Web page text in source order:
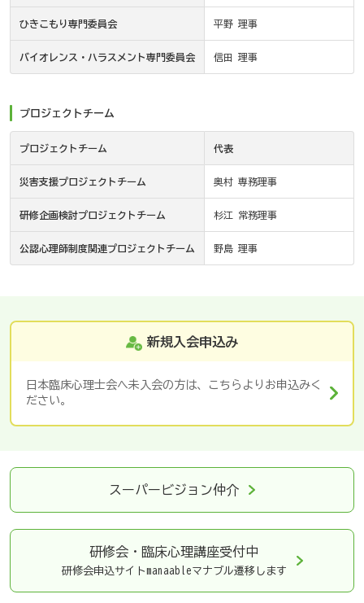
ひきこもり専門委員会 平野 理事
バイオレンス・ハラスメント専門委員会 信田 理事
プロジェクトチーム
プロジェクトチーム 代表
災害支援プロジェクトチーム 奥村 専務理事
研修企画検討プロジェクトチーム 杉江 常務理事
公認心理師制度関連プロジェクトチーム 野島 理事
新規入会申込み
日本臨床心理士会へ未入会の方は、こちらよりお申込みく
ださい。
スーパービジョン仲介
研修会・臨床心理講座受付中
研修会申込サイトmanaableマナブル遷移します